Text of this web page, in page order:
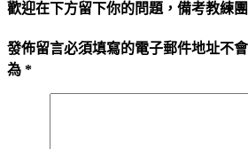
歡迎在下方留下你的問題，備考教練
發佈留言必須填寫的電子郵件地址不會
為 *